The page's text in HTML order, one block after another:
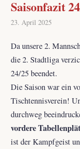
Saisonfazit
23. April 2025
Da unsere 2.
die 2. Stadtliga
24/25 beendet.
Die Saison war ein
Tischtennisverein!
durchweg
vordere
ist der Kampfgeist